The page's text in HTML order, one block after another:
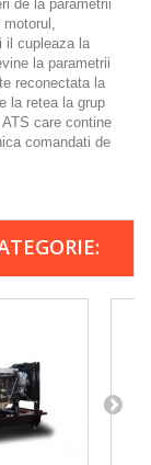
de la parametrii
il cupleaza la
la parametrii
reconectata la
la retea la grup
care contine
comandati de